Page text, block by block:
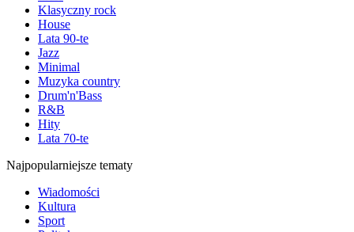
Klasyczny rock
House
Lata 90-te
Jazz
Minimal
Muzyka country
Drum'n'Bass
R&B
Hity
Lata 70-te
Najpopularniejsze tematy
Wiadomości
Kultura
Sport